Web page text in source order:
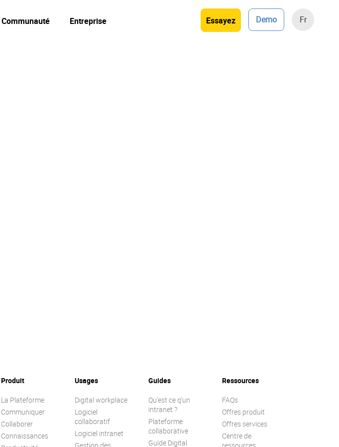
Essayez Demo Fr
Communauté Entreprise
Produit
La Plateforme
Communiquer
Collaborer
Connaissances
Usages
Digital workplace
Logiciel
collaboratif
Logiciel intranet
Guides
Qu’est ce q’un
intranet ?
Plateforme
collaborative
Guide Digital
Ressources
FAQs
Offres produit
Offres services
Centre de